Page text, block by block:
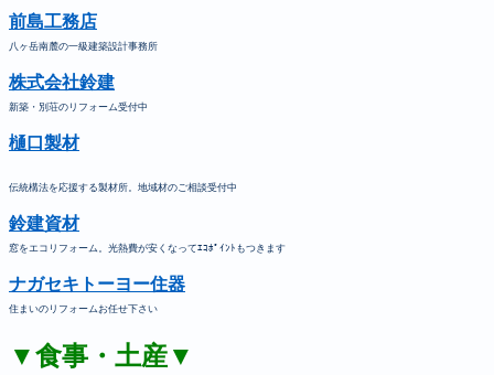
前島工務店
八ヶ岳南麓の一級建築設計事務所
株式会社鈴建
新築・別荘のリフォーム受付中
樋口製材
伝統構法を応援する製材所。地域材のご相談受付中
鈴建資材
窓をエコリフォーム。光熱費が安くなってｴｺﾎﾟｲﾝﾄもつきます
ナガセキトーヨー住器
住まいのリフォームお任せ下さい
▼食事・土産▼